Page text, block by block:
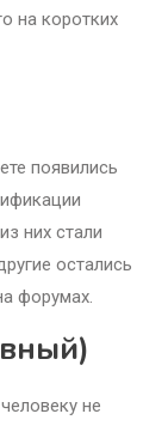
на коротких
появились
них стали
остались
форумах.
не